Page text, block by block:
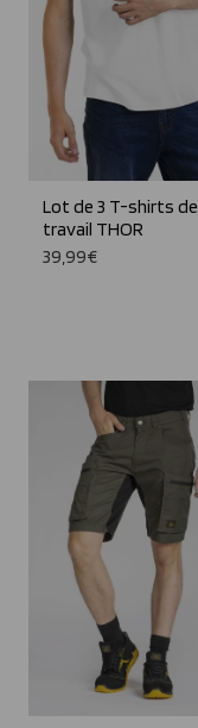
Lot de 3 T-shirts de
travail THOR
39,99€